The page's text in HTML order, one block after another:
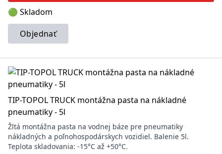
🟢 Skladom
Objednať
TIP-TOPOL TRUCK montážna pasta na nákladné
pneumatiky - 5l
Žltá montážna pasta na vodnej báze pre pneumatiky
nákladných a poľnohospodárskych vozidiel. Balenie 5l.
Teplota skladovania: -15°C až +50°C.